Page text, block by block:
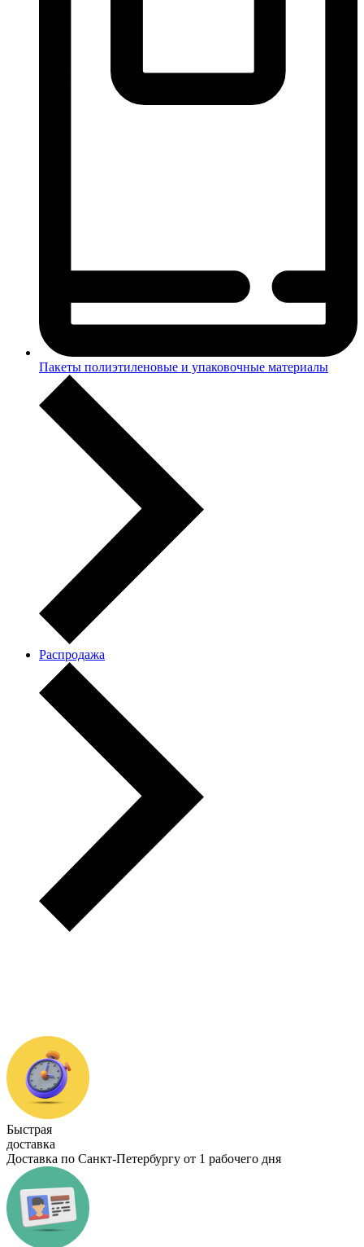
Пакеты полиэтиленовые и упаковочные материалы
Распродажа
Быстрая
доставка
Доставка по Санкт-Петербургу от 1 рабочего дня